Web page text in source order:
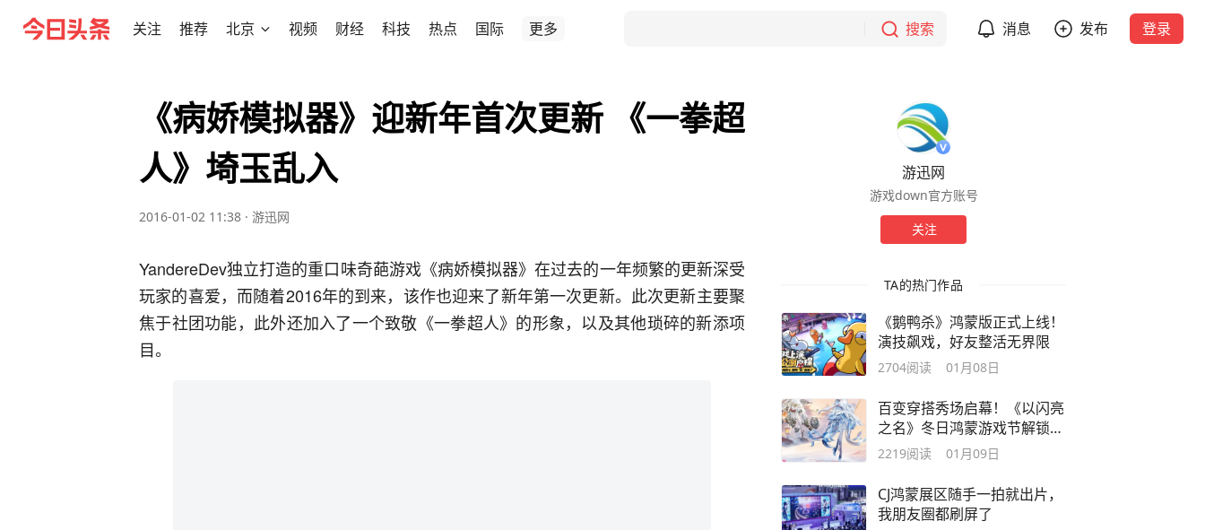
关注 推荐 北京 视频 财经 科技 热点 国际 更多 搜索 消息 发布 登录
《病娇模拟器》迎新年首次更新 《一拳超
人》埼玉乱入
2016-01-02 11:38 · 游迅网
YandereDev独立打造的重口味奇葩游戏《病娇模拟器》在过去的一年频繁的更新深受
玩家的喜爱，而随着2016年的到来，该作也迎来了新年第一次更新。此次更新主要聚
焦于社团功能，此外还加入了一个致敬《一拳超人》的形象，以及其他琐碎的新添项
目。
游迅网
游戏down官方账号
关注
TA的热门作品
《鹅鸭杀》鸿蒙版正式上线！
演技飙戏，好友整活无界限
2704阅读 01月08日
百变穿搭秀场启幕！《以闪亮
之名》冬日鸿蒙游戏节解锁高
光之旅
2219阅读 01月09日
CJ鸿蒙展区随手一拍就出片，
我朋友圈都刷屏了